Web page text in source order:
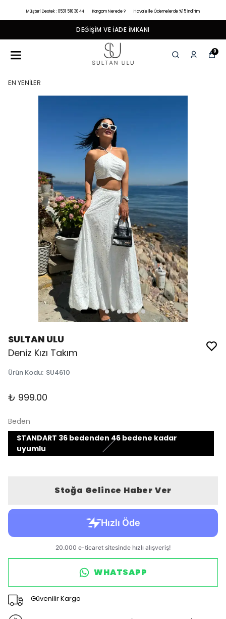
Müşteri Destek : 0531 516 36 44 Kargom Nerede ? Havale İle Ödemelerde %15 İndirim
DEĞIŞIM VE İADE İMKANI
0
EN YENİLER
SULTAN ULU
Deniz Kızı Takım
Ürün Kodu: SU4610
₺ 999.00
Beden
STANDART 36 bedenden 46 bedene kadar
uyumlu
Stoğa Gelince Haber Ver
WHATSAPP
Güvenilir Kargo